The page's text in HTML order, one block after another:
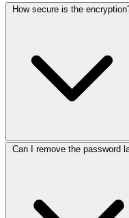
How secure is the
Can I remove the password